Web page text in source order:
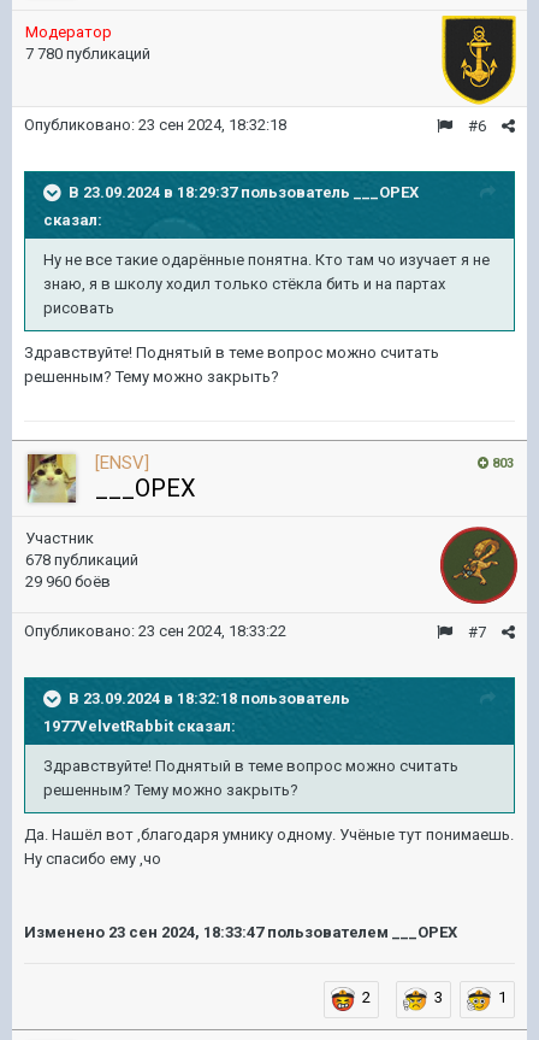
Модератор
7 780 публикаций
#6
Опубликовано: 23 сен 2024, 18:32:18
В 23.09.2024 в 18:29:37 пользователь
___OPEX
сказал:
Ну не все такие одарённые понятна. Кто там чо изучает я не
знаю, я в школу ходил только стёкла бить и на партах
рисовать
Здравствуйте! Поднятый в теме вопрос можно считать
решенным? Тему можно закрыть?
803
[ENSV]
___OPEX
Участник
678 публикаций
29 960 боёв
#7
Опубликовано: 23 сен 2024, 18:33:22
В 23.09.2024 в 18:32:18 пользователь
1977VelvetRabbitсказал:
Здравствуйте! Поднятый в теме вопрос можно считать
решенным? Тему можно закрыть?
Да. Нашёл вот ,благодаря умнику одному. Учёные тут понимаешь.
Ну спасибо ему ,чо
Изменено 23 сен 2024, 18:33:47пользователем ___OPEX
2 3 1